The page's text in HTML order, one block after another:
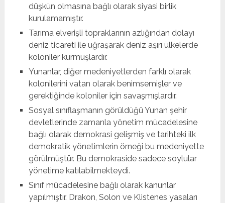
düşkün olmasına bağlı olarak siyasi birlik
kurulamamıştır. 
Tarıma elverişli topraklarının azlığından dolayı
deniz ticareti ile uğraşarak deniz aşırı ülkelerde
koloniler kurmuşlardır.
Yunanlar, diğer medeniyetlerden farklı olarak
kolonilerini vatan olarak benimsemişler ve
gerektiğinde koloniler için savaşmışlardır. 
Sosyal sınıflaşmanın görüldüğü Yunan şehir
devletlerinde zamanla yönetim mücadelesine
bağlı olarak demokrasi gelişmiş ve tarihteki ilk
demokratik yönetimlerin örneği bu medeniyette
görülmüştür. Bu demokraside sadece soylular
yönetime katılabilmekteydi. 
Sınıf mücadelesine bağlı olarak kanunlar
yapılmıştır. Drakon, Solon ve Klistenes yasaları